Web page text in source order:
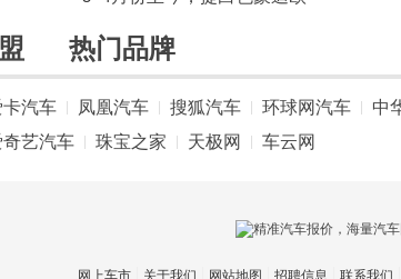
热门品牌
卡汽车 凤凰汽车 搜狐汽车 环球网汽车 中
奇艺汽车 珠宝之家 天极网 车云网
网上车市 关于我们 网站地图 招聘信息 联系我们